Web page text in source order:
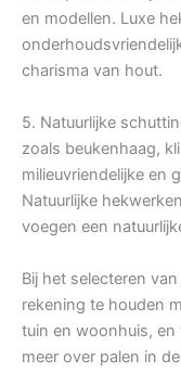
en modellen. Luxe
charisma van hout.
5. Natuurlijke
zoals beukenhaag,
milieuvriendelijke en
Natuurlijke
voegen een
Bij het selecteren
rekening te houden
tuin en woonhuis,
meer over palen in